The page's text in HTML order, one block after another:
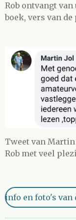
Rob ontvangt
boek, vers van de
Tweet van
Rob met veel
info en foto's van